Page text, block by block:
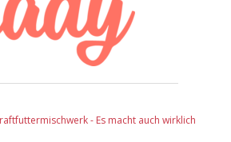
- Es macht auch wirklich